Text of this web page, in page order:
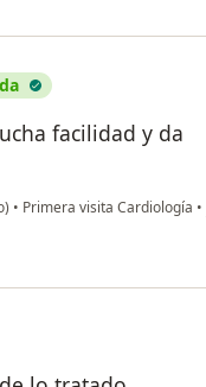
facilidad y da
• Primera visita Cardiología •